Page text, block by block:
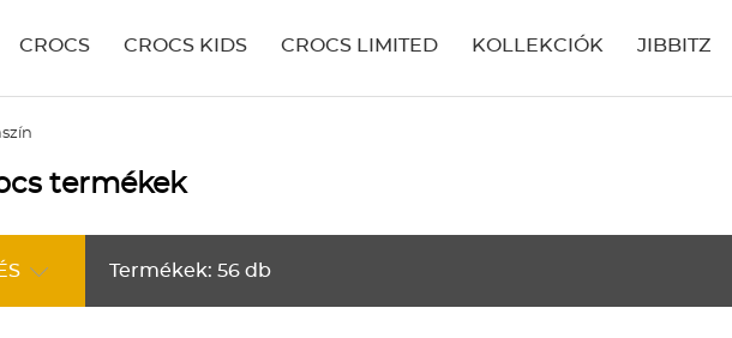
CROCS CROCS KIDS CROCS LIMITED KOLLEKCIÓK JIBBITZ
termékek
Termékek: 56 db